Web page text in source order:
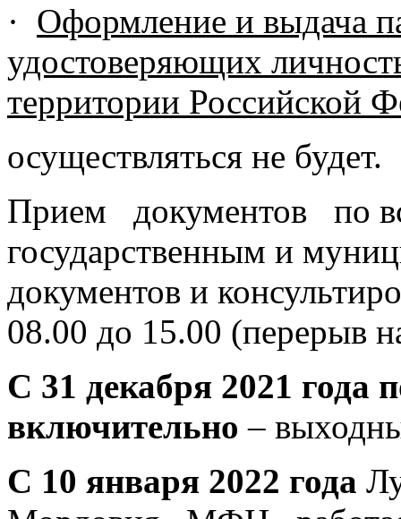
· Оформление и выдача
удостоверяющих
территории Российской
осуществляться не будет.
Прием документов по
государственным и
документов и
08.00 до 15.00 (перерыв
С 31 декабря 2021 года
включительно ­–
С 10 января 2022 года